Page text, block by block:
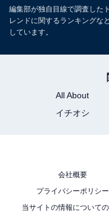
人の顔の対比（濃い/
愛知県）などの意見
＞10位までの全ラン
長年にわたってテ
組などを制作。そ
ターに転身。芸能
編集部が独自目線で調査した
レンドに関するランキングな
しています。
All About
イチオシ
会社概要
プライバシーポリシー
当サイトの情報について